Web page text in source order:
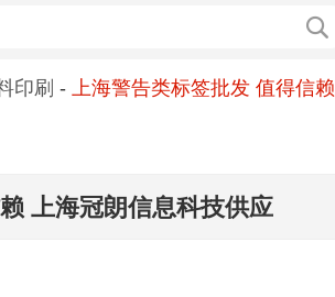
印刷 - 上海警告类标签批发 值得信赖
上海冠朗信息科技供应